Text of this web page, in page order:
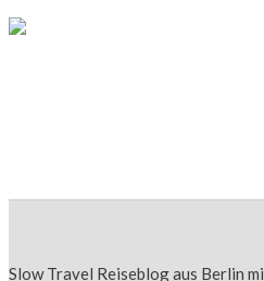
Slow Travel Reiseblog aus Berlin